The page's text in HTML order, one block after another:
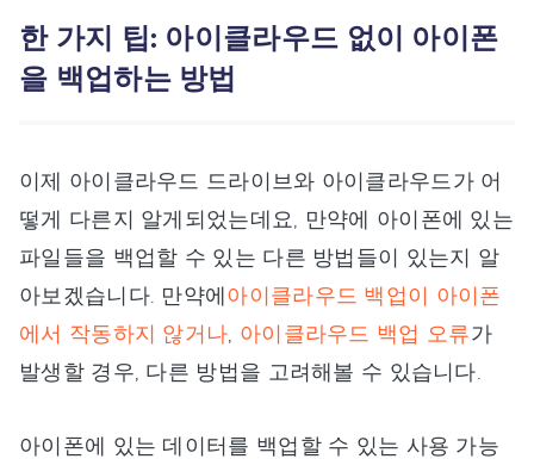
한 가지 팁: 아이클라우드 없이 아이폰
을 백업하는 방법
이제 아이클라우드 드라이브와 아이클라우드가 어
떻게 다른지 알게되었는데요, 만약에 아이폰에 있는
파일들을 백업할 수 있는 다른 방법들이 있는지 알
아보겠습니다. 만약에아이클라우드 백업이 아이폰
에서 작동하지 않거나 아이클라우드 백업 오류가
발생할 경우, 다른 방법을 고려해볼 수 있습니다.
아이폰에 있는 데이터를 백업할 수 있는 사용 가능